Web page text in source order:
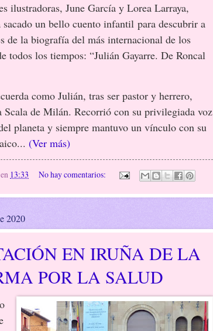
ilustradoras, June García y Lorea Larraya,
sacado un bello cuento infantil para descubrir a
de la biografía del más internacional de los
todos los tiempos: “Julián Gayarre. De Roncal
como Julián, tras ser pastor y herrero,
Scala de Milán. Recorrió con su privilegiada voz
planeta y siempre mantuvo un vínculo con su
(Ver más)
en 13:33 No hay comentarios:
2020
EN IRUÑA DE LA
POR LA SALUD